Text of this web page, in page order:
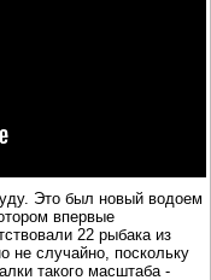
Это был новый водоем
впервые
22 рыбака из
не случайно, поскольку
такого масштаба -